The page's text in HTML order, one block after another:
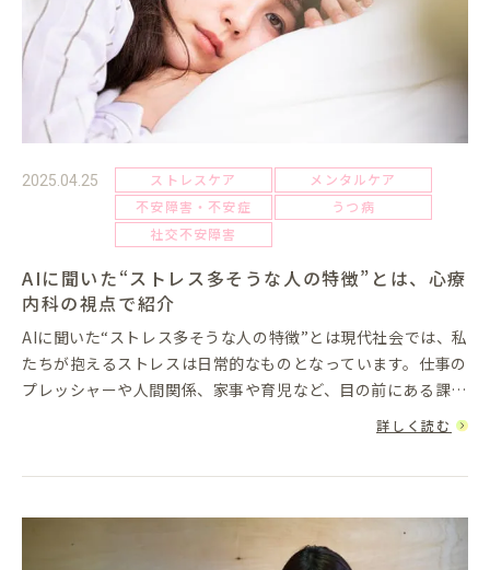
2025.04.25 ストレスケア
メンタルケア
不安障害・不安症
うつ病
社交不安障害
AIに聞いた“ストレス多そうな人の特徴”とは、心療
内科の視点で紹介
AIに聞いた“ストレス多そうな人の特徴”とは現代社会では、私
たちが抱えるストレスは日常的なものとなっています。仕事の
プレッシャーや人間関係、家事や育児など、目の前にある課題
は絶え間なく私たちを圧迫します。そんな中で、ネットやメデ
詳しく読む